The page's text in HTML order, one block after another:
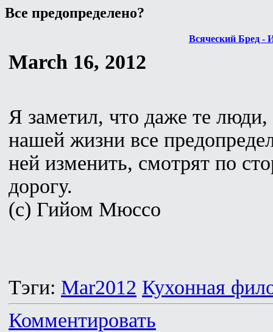
Все предопределено?
Всяческий Бред -
March 16, 2012
Я заметил, что даже те люди,
нашей жизни все
ней изменить, смотрят по
дорогу.
(с) Гийом Мюссо
Тэги: Mar2012 Кухонная
Комментировать